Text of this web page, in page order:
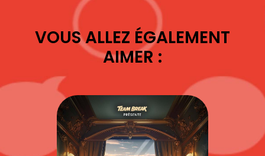
VOUS ALLEZ ÉGALEMENT
AIMER :